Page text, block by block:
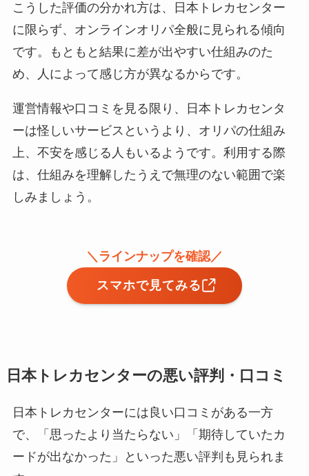
こうした評価の分かれ方は、日本トレカセンター
に限らず、オンラインオリパ全般に見られる傾向
です。もともと結果に差が出やすい仕組みのた
め、人によって感じ方が異なるからです。
運営情報や口コミを見る限り、日本トレカセンタ
ーは怪しいサービスというより、オリパの仕組み
上、不安を感じる人もいるようです。利用する際
は、仕組みを理解したうえで無理のない範囲で楽
しみましょう。
＼ラインナップを確認／
スマホで見てみる
日本トレカセンターの悪い評判・口コミ
日本トレカセンターには良い口コミがある一方
で、「思ったより当たらない」「期待していたカ
ードが出なかった」といった悪い評判も見られま